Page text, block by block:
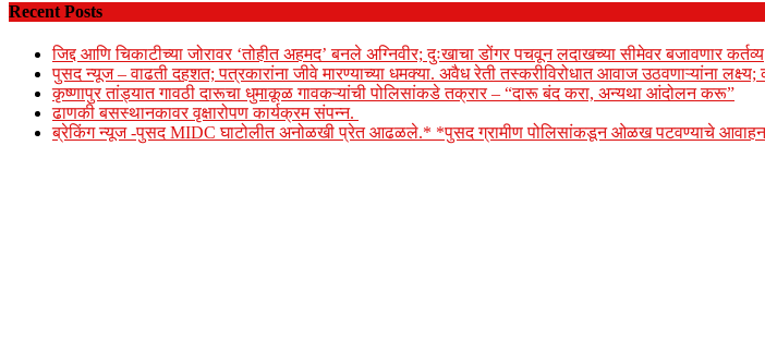
Recent Posts
जिद्द आणि चिकाटीच्या जोरावर ‘तोहीत अहमद’ बनले अग्निवीर; दुःखाचा डोंगर पचवून लदाखच्या सीमेवर बजावणार कर्तव्य
पुसद न्यूज – वाढती दहशत; पत्रकारांना जीवे मारण्याच्या धमक्या. अवैध रेती तस्करीविरोधात आवाज उठवणाऱ्यांना लक्ष्य;
कृष्णापुर तांड्यात गावठी दारूचा धुमाकूळ गावकऱ्यांची पोलिसांकडे तक्रार – “दारू बंद करा, अन्यथा आंदोलन करू”
ढाणकी बसस्थानकावर वृक्षारोपण कार्यक्रम संपन्न.
ब्रेकिंग न्यूज -पुसद MIDC घाटोलीत अनोळखी प्रेत आढळले.* *पुसद ग्रामीण पोलिसांकडून ओळख पटवण्याचे